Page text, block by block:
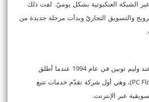
الشبكة العنكبوتية بشكل يوميّ. لفت ذلك
والتسويق التجاريّ وبدأت مرحلة جديدة من
عند وليم توبين في عام1994 عندما أطلق
(PC، وهي أول شركة تقدّم خدمات تتبع
عبر الإنترنت.